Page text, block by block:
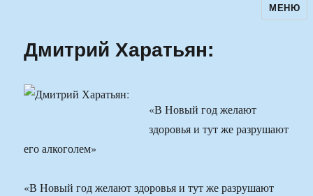
Ильменский фестиваль авторскойМЕНЮ
Дмитрий Харатьян:
«В Новый год желают
здоровья и тут же разрушают
его алкоголем»
«В Новый год желают здоровья и тут же разрушают